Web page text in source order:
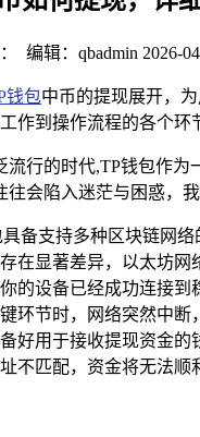
编辑：qbadmin 2026-
钱包中币的提现展开，
作到操作流程的各个
行的时代,TP钱包作
会陷入迷茫与困惑，
具备支持多种区块链网
在显著差异，以太坊网
的设备已经成功连接
环节时，网络突然中断
好用于接收提现资金
不匹配，资金将无法顺